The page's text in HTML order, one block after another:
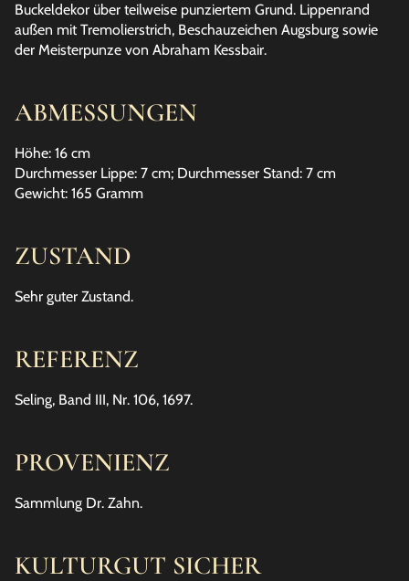
Buckeldekor über teilweise punziertem Grund. Lippenrand
außen mit Tremolierstrich, Beschauzeichen Augsburg sowie
der Meisterpunze von Abraham Kessbair.
ABMESSUNGEN
Höhe: 16 cm
Durchmesser Lippe: 7 cm; Durchmesser Stand: 7 cm
Gewicht: 165 Gramm
ZUSTAND
Sehr guter Zustand.
REFERENZ
Seling, Band III, Nr. 106, 1697.
PROVENIENZ
Sammlung Dr. Zahn.
KULTURGUT SICHER